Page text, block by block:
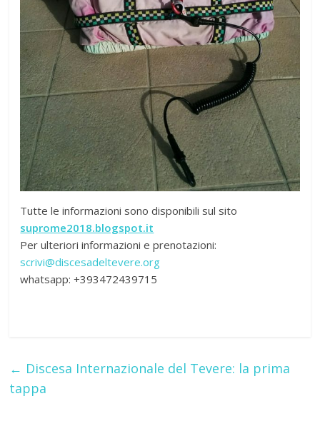
Tutte le informazioni sono disponibili sul sito
suprome2018.blogspot.it
Per ulteriori informazioni e prenotazioni:
scrivi@discesadeltevere.org
whatsapp: +393472439715
← Discesa Internazionale del Tevere: la prima
tappa